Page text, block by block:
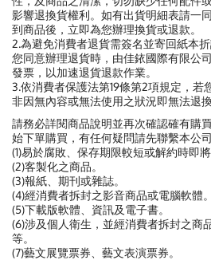
影響退換貨權利。如有出貨明細表請一
到商品後，立即為您辦理換貨或退款。
2.為避免消費者退貨需簽名並寄回紙本
您同意辦理退貨時，由佳銥國際有限公
發票，以加速退貨退款作業。
3.依消費者保護法第19條第2項規定，若
非因無內容或無法使用之狀況即無法退換
請務必詳閱商品說明並再次確認確有購
始下單購買，有任何疑問請先聯繫本公
(1)易於腐敗、保存期限較短或解約時即將
(2)客製化之商品。
(3)報紙、期刊或雜誌。
(4)經消費者拆封之影音商品或電腦軟體。
(5)下載版軟體、資訊及電子書。
(6)涉及個人衛生，並經消費者拆封之商
等。
(7)藝文展覽票券、藝文表演票券。